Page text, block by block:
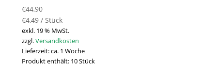
€44,90
€4,49/ Stück
exkl. 19 % MwSt.
zzgl.Versandkosten
Lieferzeit:ca. 1 Woche
Produkt enthält: 10Stück